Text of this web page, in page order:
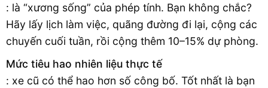
: là “xương sống” của phép tính. Bạn không chắc?
Hãy lấy lịch làm việc, quãng đường đi lại, cộng các
chuyến cuối tuần, rồi cộng thêm 10–15% dự phòng.
Mức tiêu hao nhiên liệu thực tế
: xe cũ có thể hao hơn số công bố. Tốt nhất là bạn